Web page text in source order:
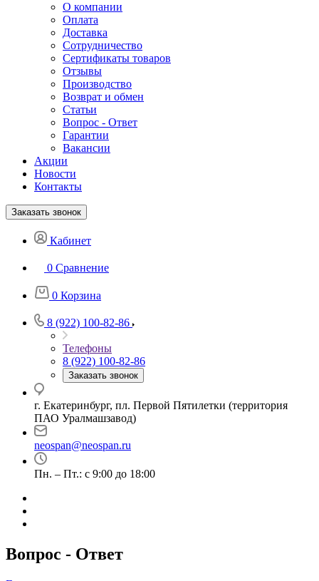
О компании
Оплата
Доставка
Сотрудничество
Сертификаты товаров
Отзывы
Производство
Возврат и обмен
Статьи
Вопрос - Ответ
Гарантии
Вакансии
Акции
Новости
Контакты
Заказать звонок
Кабинет
0 Сравнение
0 Корзина
8 (922) 100-82-86
Телефоны
8 (922) 100-82-86
Заказать звонок
г. Екатеринбург, пл. Первой Пятилетки (территория
ПАО Уралмашзавод)
neospan@neospan.ru
Пн. – Пт.: с 9:00 до 18:00
Вопрос - Ответ